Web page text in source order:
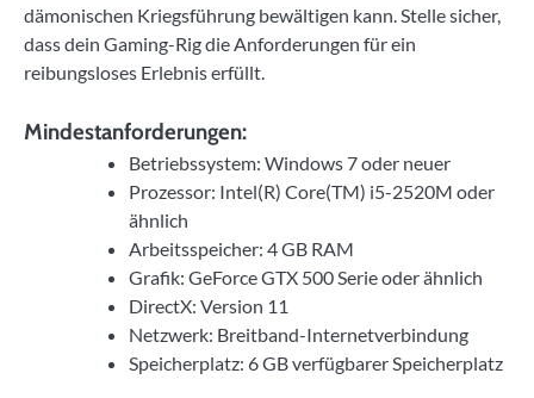
dämonischen Kriegsführung bewältigen kann. Stelle sicher,
dass dein Gaming-Rig die Anforderungen für ein
reibungsloses Erlebnis erfüllt.
Mindestanforderungen:
Betriebssystem: Windows 7 oder neuer
Prozessor: Intel(R) Core(TM) i5-2520M oder
ähnlich
Arbeitsspeicher: 4 GB RAM
Grafik: GeForce GTX 500 Serie oder ähnlich
DirectX: Version 11
Netzwerk: Breitband-Internetverbindung
Speicherplatz: 6 GB verfügbarer Speicherplatz